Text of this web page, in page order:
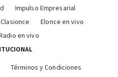
Impulso Empresarial
Clasionce
Elonce en vivo
en vivo
Términos y Condiciones